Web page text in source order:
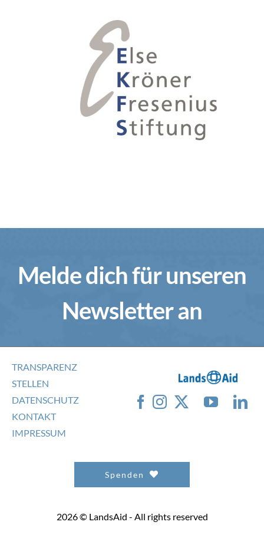
Melde dich für unseren
Newsletter an
TRANSPARENZ
STELLEN
DATENSCHUTZ
KONTAKT
IMPRESSUM
Spenden
2026 © LandsAid - All rights reserved